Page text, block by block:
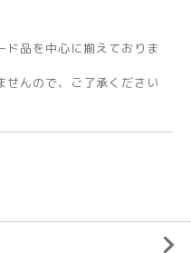
ド品を中心に揃えておりま
んので、ご了承ください